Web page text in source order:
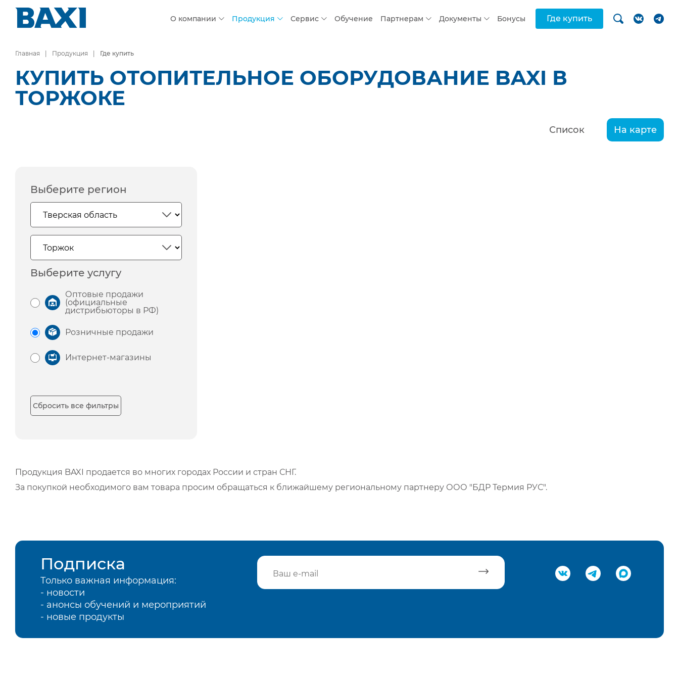
О компании Продукция Сервис Обучение Партнерам Документы Бонусы Где купить
Главная Продукция Где купить
КУПИТЬ ОТОПИТЕЛЬНОЕ ОБОРУДОВАНИЕ BAXI В
ТОРЖОКЕ
Список На карте
Выберите регион
Выберите услугу
Оптовые продажи
(официальные
дистрибьюторы в РФ)
Розничные продажи
Интернет-магазины
Сбросить все фильтры
Продукция BAXI продается во многих городах России и стран СНГ.
За покупкой необходимого вам товара просим обращаться к ближайшему региональному партнеру ООО "БДР Термия РУС".
Подписка
Только важная информация:
- новости
- анонсы обучений и мероприятий
- новые продукты